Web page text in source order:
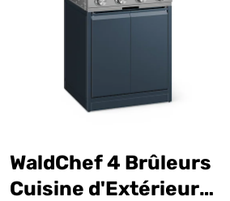
WaldChef 4 Brûleurs
Cuisine d'Extérieur